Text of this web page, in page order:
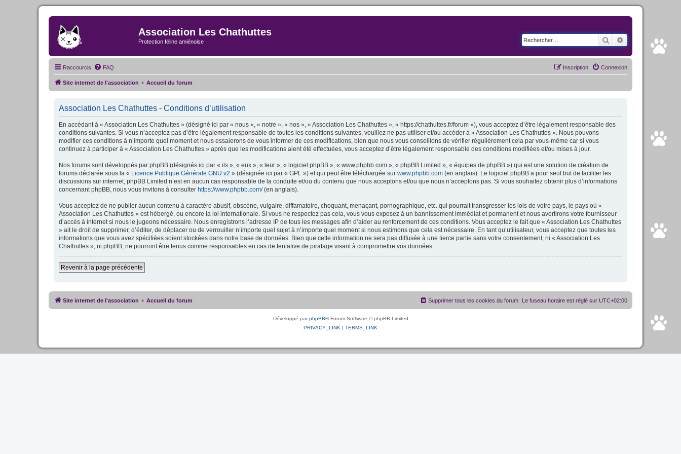
Association Les Chathuttes
Protection féline amiénoise RechercherRecherche
Raccourcis FAQ Connexion
Inscription
Site internet de l'association Accueil du forum
Association Les Chathuttes - Conditions d’utilisation
En accédant à « Association Les Chathuttes » (désigné ici par « nous », « notre », « nos », « Association Les Chathuttes », « https://chathuttes.fr/forum »), vous acceptez d’être légalement responsable des
conditions suivantes. Si vous n’acceptez pas d’être légalement responsable de toutes les conditions suivantes, veuillez ne pas utiliser et/ou accéder à « Association Les Chathuttes ». Nous pouvons
modifier ces conditions à n’importe quel moment et nous essaierons de vous informer de ces modifications, bien que nous vous conseillons de vérifier régulièrement cela par vous-même car si vous
continuez à participer à « Association Les Chathuttes » après que les modifications aient été effectuées, vous acceptez d’être légalement responsable des conditions modifiées et/ou mises à jour.
Nos forums sont développés par phpBB (désignés ici par « ils », « eux », « leur », « logiciel phpBB », « www.phpbb.com », « phpBB Limited », « équipes de phpBB ») qui est une solution de création de
forums déclarée sous la « Licence Publique Générale GNU v2 » (désignée ici par « GPL ») et qui peut être téléchargée sur www.phpbb.com (en anglais). Le logiciel phpBB a pour seul but de faciliter les
discussions sur internet, phpBB Limited n’est en aucun cas responsable de la conduite et/ou du contenu que nous acceptons et/ou que nous n’acceptons pas. Si vous souhaitez obtenir plus d’informations
concernant phpBB, nous vous invitons à consulter https://www.phpbb.com/(en anglais).
Vous acceptez de ne publier aucun contenu à caractère abusif, obscène, vulgaire, diffamatoire, choquant, menaçant, pornographique, etc. qui pourrait transgresser les lois de votre pays, le pays où «
Association Les Chathuttes » est hébergé, ou encore la loi internationale. Si vous ne respectez pas cela, vous vous exposez à un bannissement immédiat et permanent et nous avertirons votre fournisseur
d’accès à internet si nous le jugeons nécessaire. Nous enregistrons l’adresse IP de tous les messages afin d’aider au renforcement de ces conditions. Vous acceptez le fait que « Association Les Chathuttes
» ait le droit de supprimer, d’éditer, de déplacer ou de verrouiller n’importe quel sujet à n’importe quel moment si nous estimons que cela est nécessaire. En tant qu’utilisateur, vous acceptez que toutes les
informations que vous avez spécifiées soient stockées dans notre base de données. Bien que cette information ne sera pas diffusée à une tierce partie sans votre consentement, ni « Association Les
Chathuttes », ni phpBB, ne pourront être tenus comme responsables en cas de tentative de piratage visant à compromettre vos données.
Revenir à la page précédente
Site internet de l'association Accueil du forum Le fuseau horaire est réglé sur UTC+02:00
Supprimer tous les cookies du forum
Développé parphpBB® Forum Software © phpBB Limited
PRIVACY_LINK | TERMS_LINK